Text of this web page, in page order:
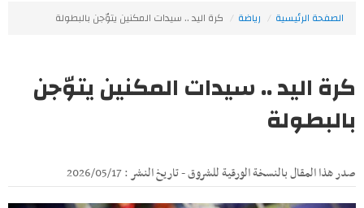
الصفحة الرئيسية رياضة كرة اليد .. سيدات المكنين يتوّجن بالبطولة
كرة اليد .. سيدات المكنين يتوّجن
بالبطولة
صدر هذا المقال بالنسخة الورقية للشروق - تاريخ النشر : 2026/05/17